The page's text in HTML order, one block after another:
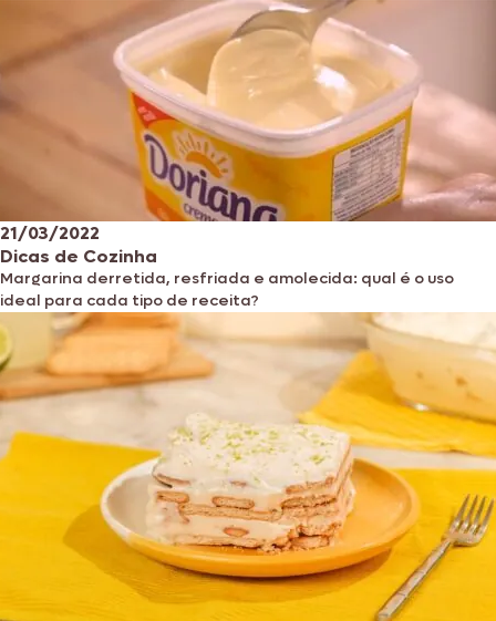
21/03/2022
Dicas de Cozinha
Margarina derretida, resfriada e amolecida: qual é o uso
ideal para cada tipo de receita?